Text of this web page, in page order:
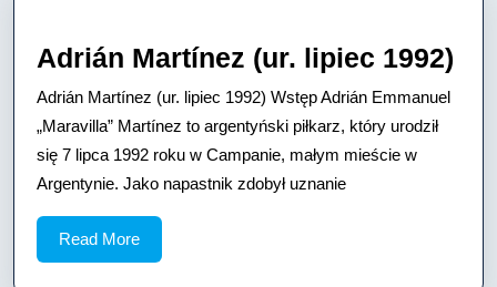
Adrián Martínez (ur. lipiec 1992)
Adrián Martínez (ur. lipiec 1992) Wstęp Adrián Emmanuel
„Maravilla” Martínez to argentyński piłkarz, który urodził
się 7 lipca 1992 roku w Campanie, małym mieście w
Argentynie. Jako napastnik zdobył uznanie
Read MoreRead
More